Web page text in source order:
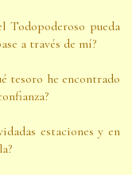
Todopoderoso pueda
a través de mí?
tesoro he encontrado
estaciones y en